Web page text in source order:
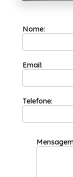
profissionais
Entre os
Nome:
Email:
Telefone: